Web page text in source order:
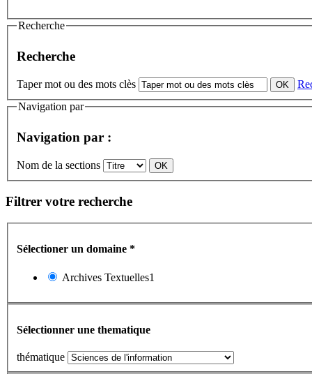
Recherche
Recherche
Taper mot ou des mots clès
Navigation par
Navigation par :
Nom de la sections
Filtrer votre recherche
Sélectioner un domaine *
Archives Textuelles1
Sélectionner une thematique
thématique